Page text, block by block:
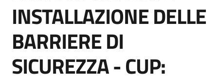
INSTALLAZIONE DELLE
BARRIERE DI
SICUREZZA - CUP: